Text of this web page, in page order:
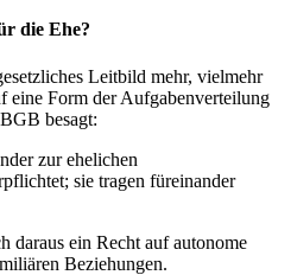
die Ehe?
Leitbild mehr, vielmehr
eine Form der Aufgabenverteilung
besagt:
zur ehelichen
sie tragen füreinander
daraus ein Recht auf autonome
Beziehungen.